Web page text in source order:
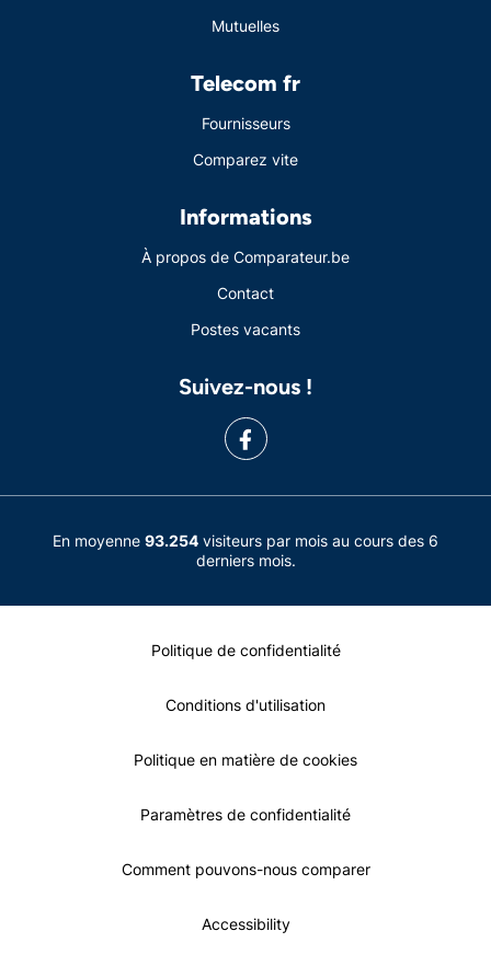
Mutuelles
Telecom fr
Fournisseurs
Comparez vite
Informations
À propos de Comparateur.be
Contact
Postes vacants
Suivez-nous !
En moyenne 93.254 visiteurs par mois au cours des 6
derniers mois.
Politique de confidentialité
Conditions d'utilisation
Politique en matière de cookies
Paramètres de confidentialité
Comment pouvons-nous comparer
Accessibility